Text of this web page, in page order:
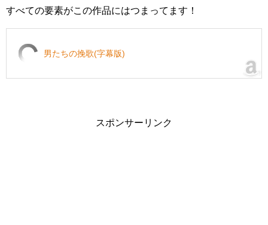
すべての要素がこの作品にはつまってます！
男たちの挽歌(字幕版)
スポンサーリンク